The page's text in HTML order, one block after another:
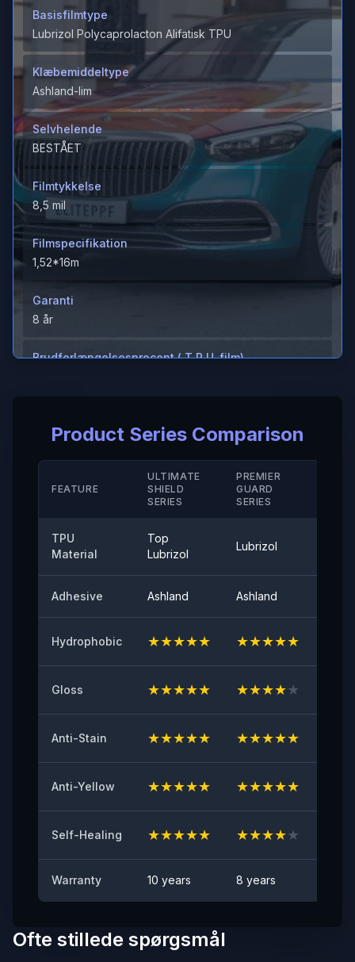
Basisfilmtype
Lubrizol Polycaprolacton Alifatisk TPU
Klæbemiddeltype
Ashland-lim
Selvhelende
BESTÅET
Filmtykkelse
8,5 mil
Filmspecifikation
1,52*16m
Garanti
8 år
Brudforlængelsesprocent ( T P U-film)
＞280（%）
Temperaturbestandighed
-40°-120°
≤0,35 (N/25mm)
Oprindelig klæbeevne
≤2
Pletafvisende
Ingen synlig plet
Product Series Comparison
FEATURE
ULTIMATE
SHIELD
SERIES
PREMIER
GUARD
SERIES
TPU
Material
Top
Lubrizol
Lubrizol
Adhesive Ashland Ashland
Hydrophobic ★★★★★ ★★★★★
Gloss ★★★★★ ★★★★★
Anti-Stain ★★★★★ ★★★★★
Anti-Yellow ★★★★★ ★★★★★
Self-Healing ★★★★★ ★★★★★
Warranty 10 years 8 years
Ofte stillede spørgsmål